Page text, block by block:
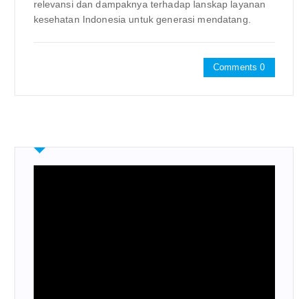
relevansi dan dampaknya terhadap lanskap layanan
kesehatan Indonesia untuk generasi mendatang.
Comments 0